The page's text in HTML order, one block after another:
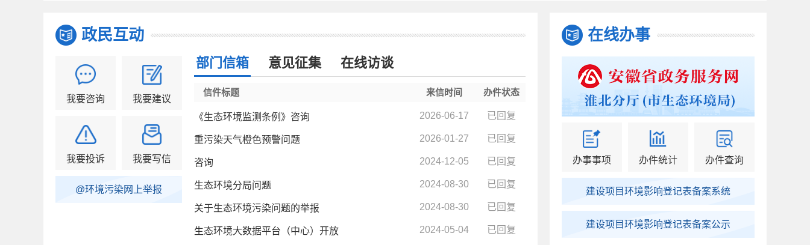
政民互动
我要咨询 我要建议
我要投诉 我要写信
@环境污染网上举报
部门信箱 意见征集 在线访谈
信件标题 来信时间 办件状态
《生态环境监测条例》咨询 2026-06-17 已回复
重污染天气橙色预警问题 2026-01-27 已回复
咨询 2024-12-05 已回复
生态环境分局问题 2024-08-30 已回复
关于生态环境污染问题的举报 2024-08-30 已回复
生态环境大数据平台（中心）开放 2024-05-04 已回复
在线办事
办事事项 办件统计 办件查询
建设项目环境影响登记表备案系统
建设项目环境影响登记表备案公示